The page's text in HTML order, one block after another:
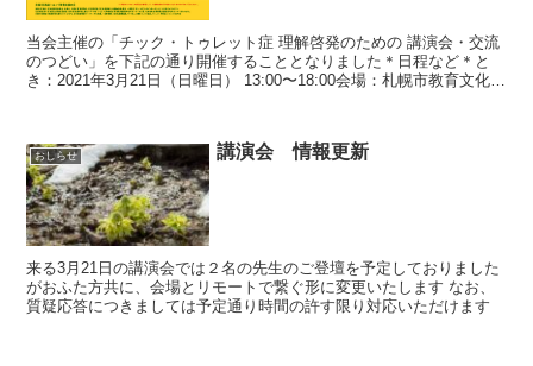
当会主催の「チック・トゥレット症 理解啓発のための 講演会・交流
のつどい」を下記の通り開催することとなりました＊日程など＊と
き：2021年3月21日（日曜日） 13:00〜18:00会場：札幌市教育文化会
おしらせ 講演会 情報更新
来る3月21日の講演会では２名の先生のご登壇を予定しておりました
がおふた方共に、会場とリモートで繋ぐ形に変更いたします なお、
質疑応答につきましては予定通り時間の許す限り対応いただけます